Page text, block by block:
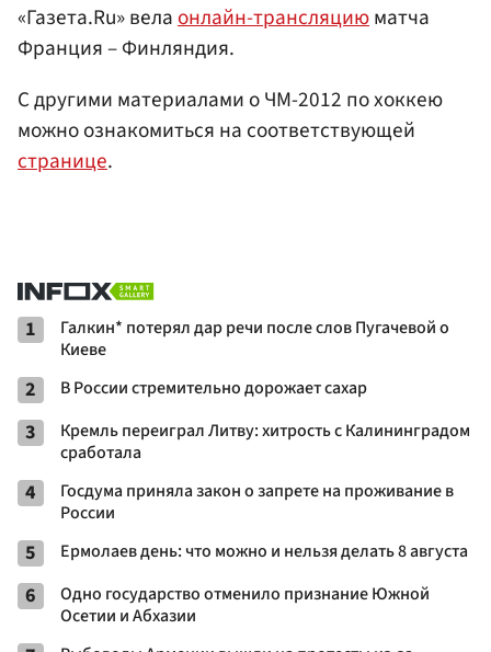
«Газета.Ru» велаонлайн-трансляциюматча
Франция – Финляндия.
С другими материалами о ЧМ-2012 по хоккею
можно ознакомиться на соответствующей
странице.
1
Галкин* потерял дар речи после слов Пугачевой о
Киеве
2 В России стремительно дорожает сахар
3
Кремль переиграл Литву: хитрость с Калининградом
сработала
4
Госдума приняла закон о запрете на проживание в
России
5 Ермолаев день: что можно и нельзя делать 8 августа
6
Одно государство отменило признание Южной
Осетии и Абхазии